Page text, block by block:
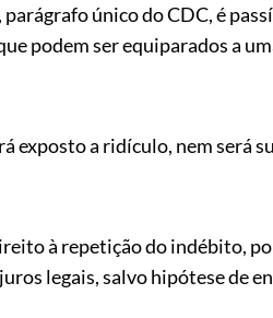
único do CDC, é
podem ser equiparados a
exposto a ridículo, nem será
à repetição do indébito,
legais, salvo hipótese de